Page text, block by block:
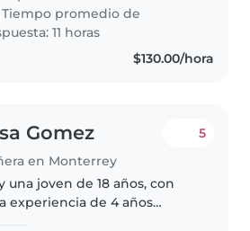
niños en edad preescolar y
encanta dibujar, leer cuentos
Tiempo promedio de
11 horas
$130.00/hora
Gomez
en Monterrey
5
una joven de 18 años, con
experiencia de 4 años